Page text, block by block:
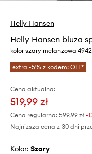
Helly Hansen
Helly Hansen bluza
kolor szary melanżowa
extra -5% z kodem: OFF*
Cena aktualna:
519,99 zł
Cena regularna: 599,99 zł -
Najniższa cena z 30 dni
Kolor: szary